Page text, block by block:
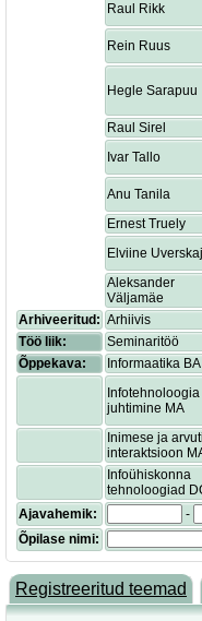
Raul Rikk
Rein Ruus
Hegle Sarapuu
Raul Sirel
Ivar Tallo
Anu Tanila
Ernest Truely
Elviine
Aleksander
Väljamäe
Arhiveeritud: Arhiivis
Töö liik:
Seminaritöö
Õppekava:
Informaatika BA
Infotehnoloogia
juhtimine MA
Inimese ja arvuti
interaktsioon
Infoühiskonna
tehnoloogiad
Ajavahemik:
-
Õpilase nimi:
Registreeritud teemad